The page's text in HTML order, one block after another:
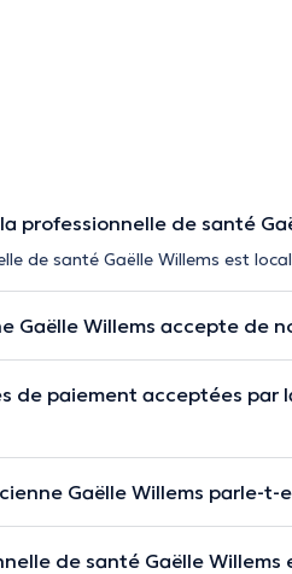
professionnelle de santé
de santé Gaëlle Willems est
Gaëlle Willems accepte de
de paiement acceptées par
Gaëlle Willems parle-t-
de santé Gaëlle